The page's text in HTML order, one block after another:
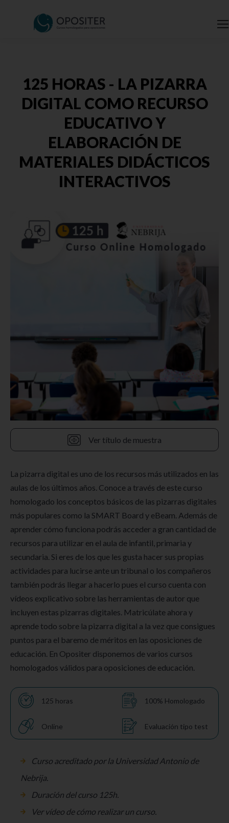
125 HORAS - LA PIZARRA
DIGITAL COMO RECURSO
EDUCATIVO Y
ELABORACIÓN DE
MATERIALES DIDÁCTICOS
INTERACTIVOS
Ver título de muestra
La pizarra digital es uno de los recursos más utilizados en las
aulas de los últimos años. Conoce a través de este curso
homologado los conceptos básicos de las pizarras digitales
más populares como la SMART Board y eBeam. Además de
aprender cómo funciona podrás acceder a gran cantidad de
recursos para utilizar en el aula de infantil, primaria y
secundaria. Si eres de los que les gusta hacer sus propias
actividades para lucirse ante un tribunal o los compañeros
también podrás llegar a hacerlo pues el curso cuenta con
vídeos explicativo sobre las herramientas de autor que
incluyen estas pizarras digitales. Matricúlate ahora y
aprende todo sobre la pizarra digital a la vez que consigues
puntos para el baremo de méritos en las oposiciones de
educación. En Opositer disponemos de varios cursos
homologados válidos para oposiciones de educación.
125 horas 100% Homologado
Online Evaluación tipo test
Curso acreditado por la Universidad Antonio de
Nebrija.
Duración del curso 125h.
Ver vídeo de cómo realizar un curso.